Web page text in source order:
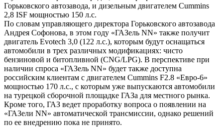
Горьковского автозавода, и дизельным двигателем Cummins
2,8 ISF мощностью 150 л.с.
По словам управляющего директора Горьковского автозавода
Андрея Софонова, в этом году «ГАЗель NN» также получит
двигатель Evotech 3,0 (122 л.с.), которым будут оснащаться
автомобили в трех различных модификациях: чисто
бензиновой и битопливной (CNG/LPG). В перспективе при
наличии спроса «ГАЗель NN» будет также доступна
российским клиентам с двигателем Cummins F2.8 «Евро-6»
мощностью 170 л.с., с которым уже выпускаются автомобили
на турецкой сборочной площадке ГАЗа для местного рынка.
Кроме того, ГАЗ ведет проработку вопроса о появлении на
«ГАЗели NN» автоматической трансмиссии, однако решений
по ее внедрению пока не принято.